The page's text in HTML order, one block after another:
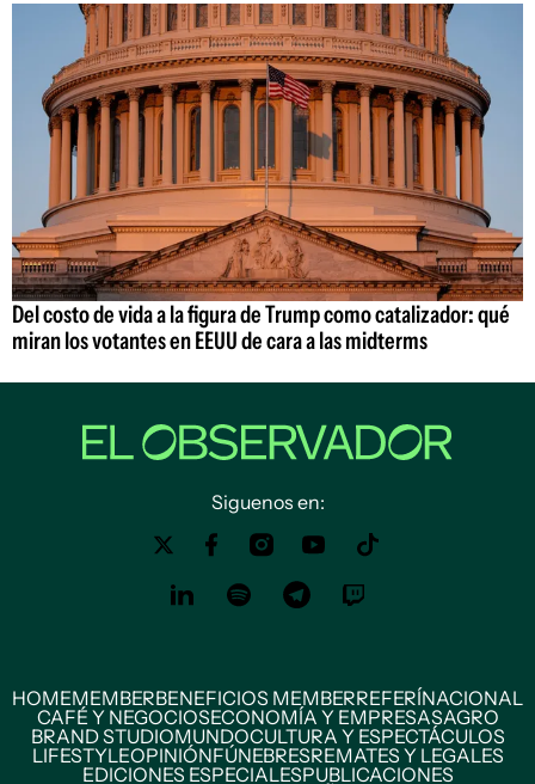
Del costo de vida a la figura de Trump como catalizador: qué
miran los votantes en EEUU de cara a las midterms
Siguenos en:
HOMEMEMBERBENEFICIOS MEMBERREFERÍNACIONAL
CAFÉ Y NEGOCIOSECONOMÍA Y EMPRESASAGRO
BRAND STUDIOMUNDOCULTURA Y ESPECTÁCULOS
LIFESTYLEOPINIÓNFÚNEBRESREMATES Y LEGALES
EDICIONES ESPECIALESPUBLICACIONES